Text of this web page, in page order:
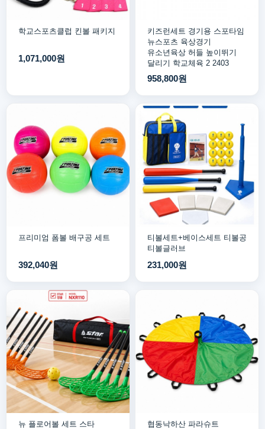
학교스포츠클럽 킨볼 패키지
1,071,000원
키즈런세트 경기용 스포타임
뉴스포츠 육상경기
유소년육상 허들 높이뛰기
달리기 학교체육 2 2403
958,800원
프리미엄 폼볼 배구공 세트
392,040원
티볼세트+베이스세트 티볼공
티볼글러브
231,000원
뉴 플로어볼 세트 스타
협동낙하산 파라슈트